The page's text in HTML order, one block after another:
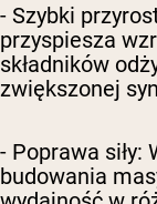
- Szybki
przyspiesza
składników
zwiększonej
- Poprawa
budowania